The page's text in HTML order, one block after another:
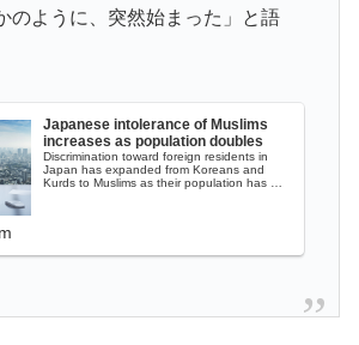
者を守った医師たちの対応ぶりに海外大
ズニー信者、帰国後『本家』に失望する
ャガイモ・パン・麺の4大主食、一生食
捨てる？」
ランプ」FIFAがW杯開催都市と結んだ約
最も有名な日本人は誰なのか？」→「想
のように、突然始まった」と語
Japanese intolerance of Muslims
increases as population doubles
Discrimination toward foreign residents in
Japan has expanded from Koreans and
Kurds to Muslims as their population has …